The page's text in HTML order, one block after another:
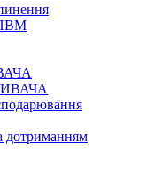
дотриманням